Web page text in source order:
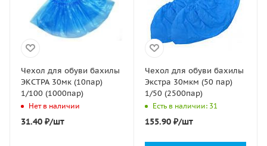
Чехол для обуви бахилы
ЭКСТРА 30мк (10пар)
1/100 (1000пар)
Нет в наличии
31.40 ₽/шт
Чехол для обуви бахилы
Экстра 30мкм (50 пар)
1/50 (2500пар)
Есть в наличии: 31
155.90₽/шт